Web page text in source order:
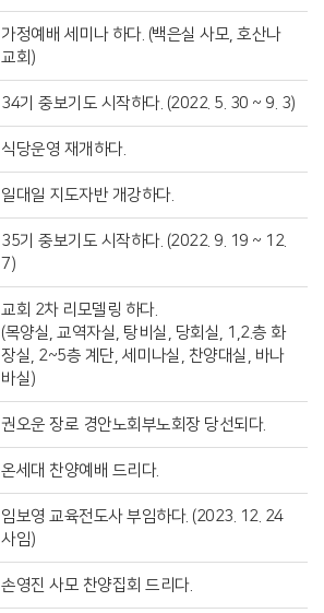
가정예배 세미나 하다. (백은실 사모, 호산나
교회)
34기 중보기도 시작하다. (2022. 5. 30 ~ 9. 3)
식당운영 재개하다.
일대일 지도자반 개강하다.
35기 중보기도 시작하다. (2022. 9. 19 ~ 12.
7)
교회 2차 리모델링 하다.
(목양실, 교역자실, 탕비실, 당회실, 1,2.층 화
장실, 2~5층 계단, 세미나실, 찬양대실, 바나
바실)
권오운 장로 경안노회부노회장 당선되다.
온세대 찬양예배 드리다.
임보영 교육전도사 부임하다. (2023. 12. 24
사임)
손영진 사모 찬양집회 드리다.